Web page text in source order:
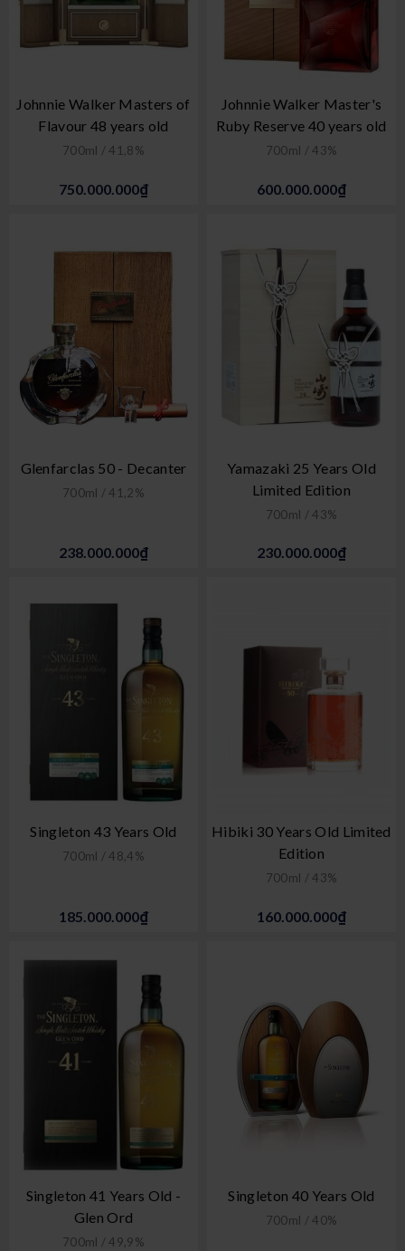
Johnnie Walker Masters of
Flavour 48 years old
700ml / 41,8%
750.000.000₫
Johnnie Walker Master's
Ruby Reserve 40 years old
700ml / 43%
600.000.000₫
Glenfarclas 50 - Decanter
700ml / 41,2%
238.000.000₫
Yamazaki 25 Years Old
Limited Edition
700ml / 43%
230.000.000₫
Singleton 43 Years Old
700ml / 48,4%
185.000.000₫
Hibiki 30 Years Old Limited
Edition
700ml / 43%
160.000.000₫
Singleton 41 Years Old -
Glen Ord
700ml / 49,9%
Singleton 40 Years Old
700ml / 40%